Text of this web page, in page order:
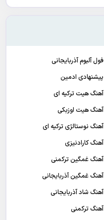
فول آلبوم آذربایجانی
پیشنهادی ادمین
آهنگ هیت ترکیه ای
آهنگ هیت اوزبکی
آهنگ نوستالژی ترکیه ای
آهنگ کارادنیزی
آهنگ غمگین ترکمنی
آهنگ غمگین آذربایجانی
آهنگ شاد آذربایجانی
آهنگ ترکمنی